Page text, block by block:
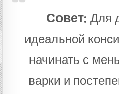
Совет: Для
идеальной
начинать с
варки и